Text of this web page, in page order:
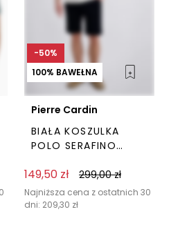
produktu
produkt
-50%
100% BAWEŁNA
Pierre Cardin
BIAŁA KOSZULKA
POLO SERAFINO
149,50 zł 299,00zł
Najniższa cena z ostatnich 30
dni: 209,30 zł